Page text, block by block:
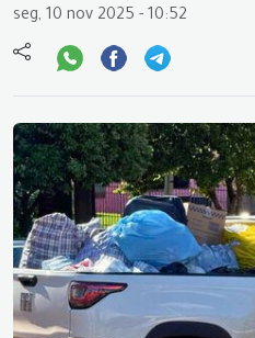
seg, 10 nov 2025 - 10:52